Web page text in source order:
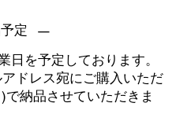
定
日を予定しております。
ドレス宛にご購入いただ
納品させていただきま